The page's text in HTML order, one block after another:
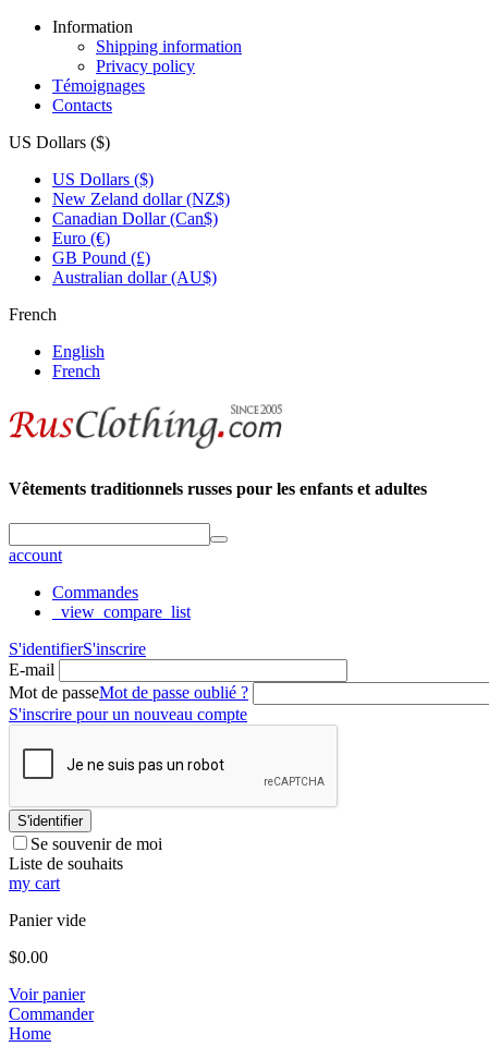
Information
Shipping information
Privacy policy
Témoignages
Contacts
US Dollars ($)
US Dollars ($)
New Zeland dollar (NZ$)
Canadian Dollar (Can$)
Euro (€)
GB Pound (£)
Australian dollar (AU$)
French
English
French
Vêtements traditionnels russes pour les enfants et adultes
account
Commandes
_view_compare_list
S'identifierS'inscrire
E-mail
Mot de passeMot de passe oublié ?
S'inscrire pour un nouveau compte
S'identifier
Se souvenir de moi
Liste de souhaits
my cart
Panier vide
$0.00
Voir panier
Commander
Home